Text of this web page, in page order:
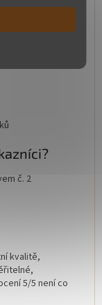
E555,
E129 mohou
kvalitě,
5/5 není co